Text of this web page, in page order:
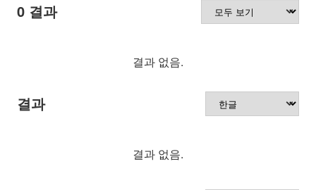
0 결과
결과 없음.
결과
결과 없음.